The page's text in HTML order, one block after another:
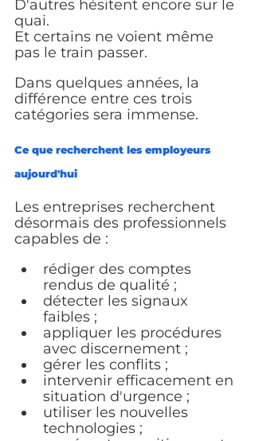
D'autres hésitent encore sur le
quai.
Et certains ne voient même
pas le train passer.
Dans quelques années, la
différence entre ces trois
catégories sera immense.
Ce que recherchent les employeurs
aujourd'hui
Les entreprises recherchent
désormais des professionnels
capables de :
rédiger des comptes
rendus de qualité ;
détecter les signaux
faibles ;
appliquer les procédures
avec discernement ;
gérer les conflits ;
intervenir efficacement en
situation d'urgence ;
utiliser les nouvelles
technologies ;